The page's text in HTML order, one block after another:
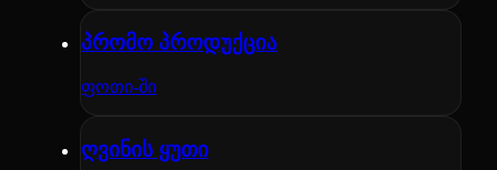
პრომო პროდუქცია
ფოთი-ში
ღვინის ყუთი